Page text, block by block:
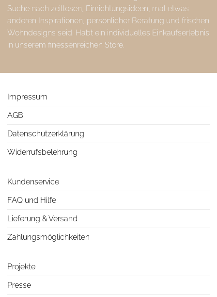
Suche nach zeitlosen, Einrichtungsideen, mal etwas
anderen Inspirationen, persönlicher Beratung und frischen
Wohndesigns seid. Habt ein individuelles Einkaufserlebnis
in unserem finessenreichen Store.
Impressum
AGB
Datenschutzerklärung
Widerrufsbelehrung
Kundenservice
FAQ und Hilfe
Lieferung & Versand
Zahlungsmöglichkeiten
Projekte
Presse